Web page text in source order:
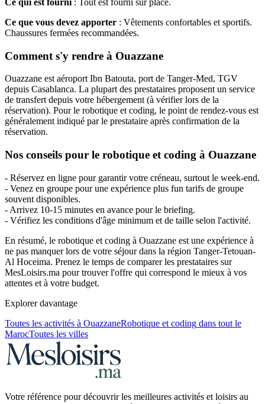
Ce qui est fourni : Tout est fourni sur place.
Ce que vous devez apporter : Vêtements confortables et sportifs.
Chaussures fermées recommandées.
Comment s'y rendre à Ouazzane
Ouazzane est aéroport Ibn Batouta, port de Tanger-Med, TGV
depuis Casablanca. La plupart des prestataires proposent un service
de transfert depuis votre hébergement (à vérifier lors de la
réservation). Pour le robotique et coding, le point de rendez-vous est
généralement indiqué par le prestataire après confirmation de la
réservation.
Nos conseils pour le robotique et coding à Ouazzane
- Réservez en ligne pour garantir votre créneau, surtout le week-end.
- Venez en groupe pour une expérience plus fun tarifs de groupe
souvent disponibles.
- Arrivez 10-15 minutes en avance pour le briefing.
- Vérifiez les conditions d'âge minimum et de taille selon l'activité.
En résumé, le robotique et coding à Ouazzane est une expérience à
ne pas manquer lors de votre séjour dans la région Tanger-Tetouan-
Al Hoceima. Prenez le temps de comparer les prestataires sur
MesLoisirs.ma pour trouver l'offre qui correspond le mieux à vos
attentes et à votre budget.
Explorer davantage
Toutes les activités à OuazzaneRobotique et coding dans tout le
MarocToutes les villes
Votre référence pour découvrir les meilleures activités et loisirs au